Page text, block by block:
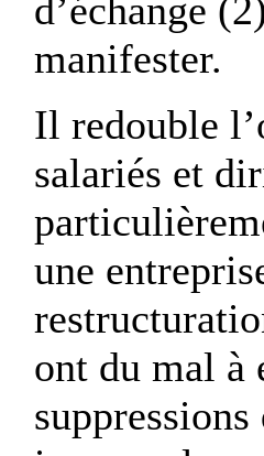
d’échange
manifester.
Il redouble
salariés et
une
ont du mal à
suppressions